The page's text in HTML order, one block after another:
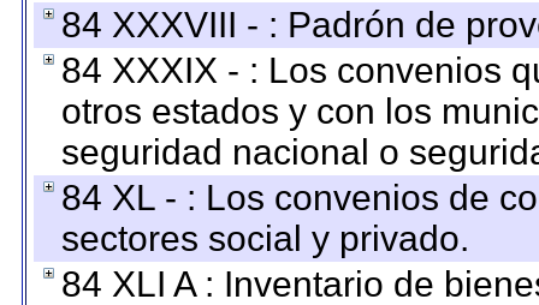
84 XXXVIII - : Padrón de
84 XXXIX - : Los convenios
otros estados y con los
seguridad nacional o
84 XL - : Los convenios de
sectores social y privado.
84 XLI A : Inventario de